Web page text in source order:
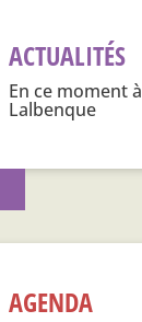
ACTUALITÉS
En ce moment à
Lalbenque
AGENDA